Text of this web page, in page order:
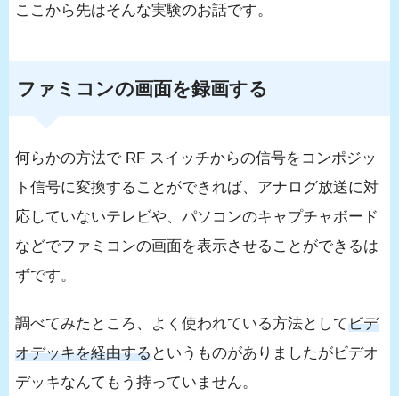
ここから先はそんな実験のお話です。
ファミコンの画面を録画する
何らかの方法で RF スイッチからの信号をコンポジッ
ト信号に変換することができれば、アナログ放送に対
応していないテレビや、パソコンのキャプチャボード
などでファミコンの画面を表示させることができるは
ずです。
調べてみたところ、よく使われている方法としてビデ
オデッキを経由するというものがありましたがビデオ
デッキなんてもう持っていません。